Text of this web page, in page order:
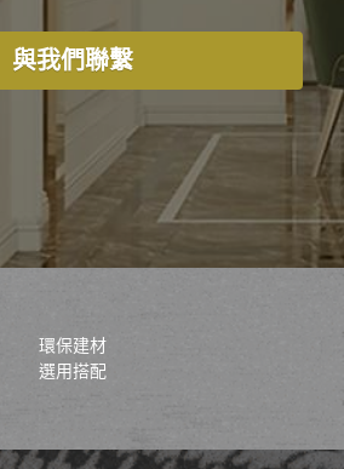
與我們聯繫
環保建材
選用搭配